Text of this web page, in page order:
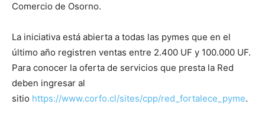
Comercio de Osorno.
La iniciativa está abierta a todas las pymes que en el
último año registren ventas entre 2.400 UF y 100.000 UF.
Para conocer la oferta de servicios que presta la Red
deben ingresar al
sitio https://www.corfo.cl/sites/cpp/red_fortalece_pyme.